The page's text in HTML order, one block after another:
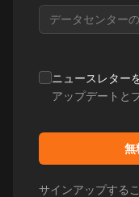
データセンター
ニュースレター
アップデートと
無
サインアップするこ